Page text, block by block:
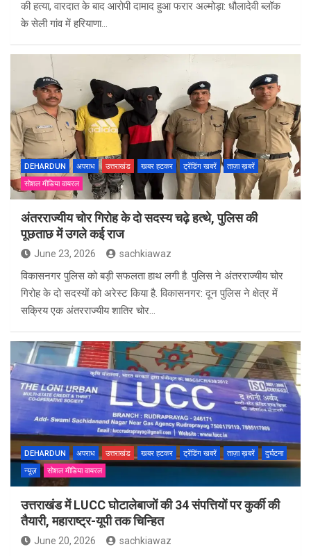
की हत्या, वारदात के बाद आरोपी दामाद हुआ फरार अल्मोड़ा: धौलादेवी ब्लॉक
के सेली गांव में हरियाणा…
DEHARDUN अपराध उत्तराखंड खबर हटकर ट्रेंडिंग खबरें
ताज़ा ख़बरें
सोशल मीडिया वायरल
अंतरराज्यीय चोर गिरोह के दो सदस्य चढ़े हत्थे, पुलिस की
पूछताछ में उगले कई राज
June 23, 2026 sachkiawaz
विकासनगर पुलिस को बड़ी सफलता हाथ लगी है. पुलिस ने अंतरराज्यीय चोर
गिरोह के दो सदस्यों को अरेस्ट किया है. विकासनगर: दून पुलिस ने क्षेत्र में
सक्रिय एक अंतरराज्यीय शातिर चोर…
DEHARDUN अपराध उत्तराखंड खबर हटकर ट्रेंडिंग खबरें ताज़ा ख़बरें
दुर्घटना
न्यूज़
सोशल मीडिया वायरल
उत्तराखंड में LUCC घोटालेबाजों की 34 संपत्तियों पर कुर्की की
तैयारी, महाराष्ट्र-यूपी तक चिन्हित
June 20, 2026 sachkiawaz